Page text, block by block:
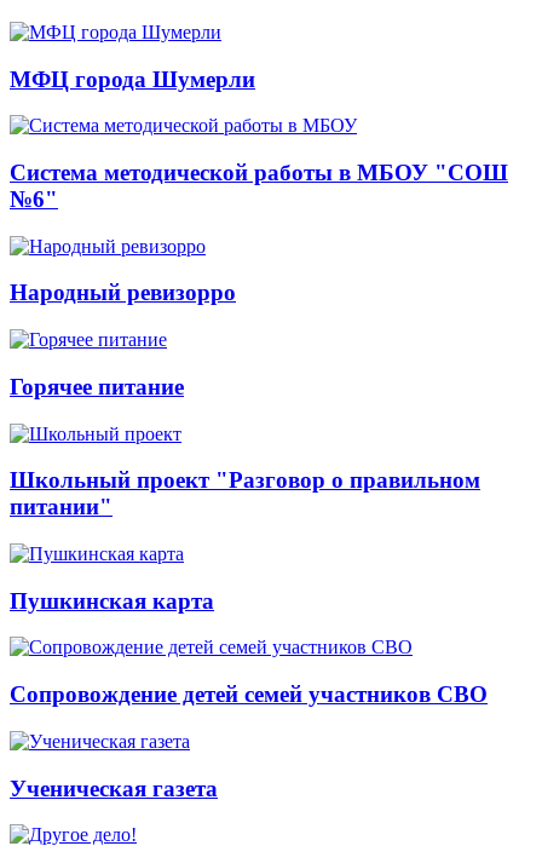
МФЦ города Шумерли
Система методической работы в МБОУ "СОШ
№6"
Народный ревизорро
Горячее питание
Школьный проект "Разговор о правильном
питании"
Пушкинская карта
Сопровождение детей семей участников СВО
Ученическая газета